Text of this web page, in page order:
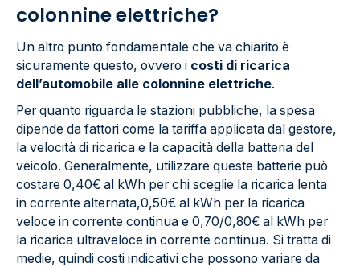
colonnine elettriche?
Un altro punto fondamentale che va chiarito è
sicuramente questo, ovvero i costi di ricarica
dell’automobile alle colonnine elettriche.
Per quanto riguarda le stazioni pubbliche, la spesa
dipende da fattori come la tariffa applicata dal gestore,
la velocità di ricarica e la capacità della batteria del
veicolo. Generalmente, utilizzare queste batterie può
costare 0,40€ al kWh per chi sceglie la ricarica lenta
in corrente alternata,0,50€ al kWh per la ricarica
veloce in corrente continua e 0,70/0,80€ al kWh per
la ricarica ultraveloce in corrente continua. Si tratta di
medie, quindi costi indicativi che possono variare da